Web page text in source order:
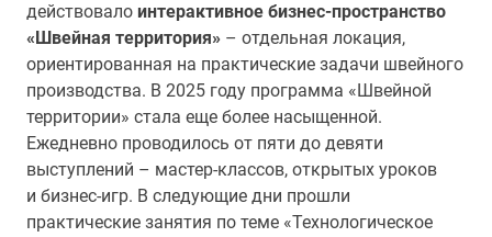
действовало интерактивное бизнес-пространство
«Швейная территория» – отдельная локация,
ориентированная на практические задачи швейного
производства. В 2025 году программа «Швейной
территории» стала еще более насыщенной.
Ежедневно проводилось от пяти до девяти
выступлений – мастер-классов, открытых уроков
и бизнес-игр. В следующие дни прошли
практические занятия по теме «Технологическое